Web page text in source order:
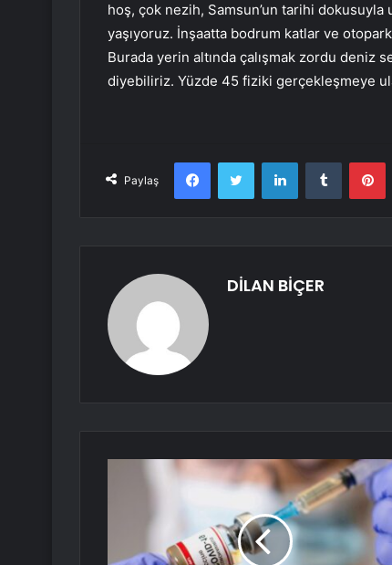
hoş, çok nezih, Samsun’un tarihi
yaşıyoruz. İnşaatta bodrum katlar ve
Burada yerin altında çalışmak zordu deniz
diyebiliriz. Yüzde 45 fiziki gerçekleşmeye
Paylaş
FacebookTwitter LinkedInTumblr
DİLAN BİÇER